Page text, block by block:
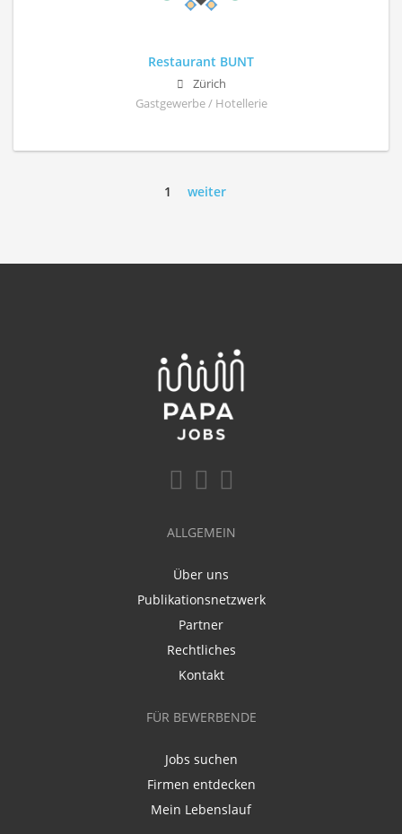
Restaurant BUNT
Zürich
Gastgewerbe / Hotellerie
1 weiter
ALLGEMEIN
Über uns
Publikationsnetzwerk
Partner
Rechtliches
Kontakt
FÜR BEWERBENDE
Jobs suchen
Firmen entdecken
Mein Lebenslauf